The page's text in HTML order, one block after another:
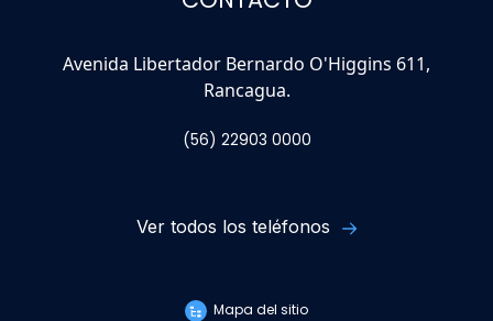
Avenida Libertador Bernardo O'Higgins 611,
Rancagua.
(56) 22903 0000
Ver todos los teléfonos
Mapa del sitio